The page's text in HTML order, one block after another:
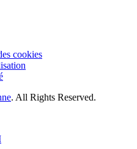
cookies
. All Rights Reserved.